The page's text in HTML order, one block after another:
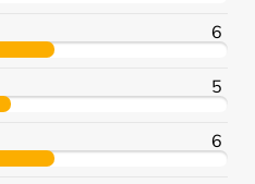
6
5
6